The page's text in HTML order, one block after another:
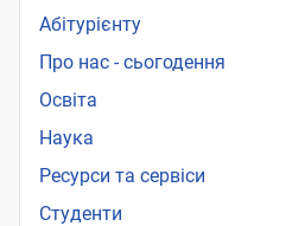
Абітурієнту
Про нас - сьогодення
Освіта
Наука
Ресурси та сервіси
Студенти